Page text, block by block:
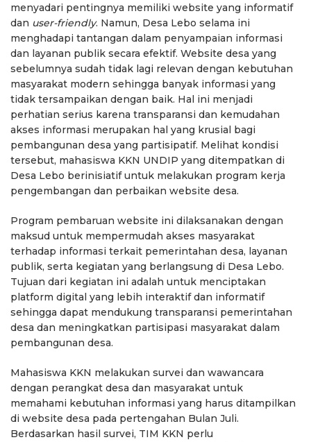
menyadari pentingnya memiliki website yang informatif
dan user-friendly. Namun, Desa Lebo selama ini
menghadapi tantangan dalam penyampaian informasi
dan layanan publik secara efektif. Website desa yang
sebelumnya sudah tidak lagi relevan dengan kebutuhan
masyarakat modern sehingga banyak informasi yang
tidak tersampaikan dengan baik. Hal ini menjadi
perhatian serius karena transparansi dan kemudahan
akses informasi merupakan hal yang krusial bagi
pembangunan desa yang partisipatif. Melihat kondisi
tersebut, mahasiswa KKN UNDIP yang ditempatkan di
Desa Lebo berinisiatif untuk melakukan program kerja
pengembangan dan perbaikan website desa.
Program pembaruan website ini dilaksanakan dengan
maksud untuk mempermudah akses masyarakat
terhadap informasi terkait pemerintahan desa, layanan
publik, serta kegiatan yang berlangsung di Desa Lebo.
Tujuan dari kegiatan ini adalah untuk menciptakan
platform digital yang lebih interaktif dan informatif
sehingga dapat mendukung transparansi pemerintahan
desa dan meningkatkan partisipasi masyarakat dalam
pembangunan desa.
Mahasiswa KKN melakukan survei dan wawancara
dengan perangkat desa dan masyarakat untuk
memahami kebutuhan informasi yang harus ditampilkan
di website desa pada pertengahan Bulan Juli.
Berdasarkan hasil survei, TIM KKN perlu